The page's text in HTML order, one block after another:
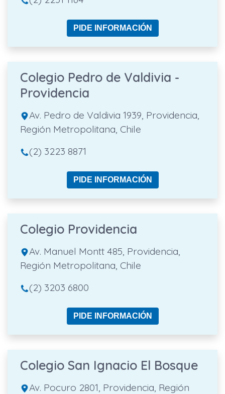
PIDE INFORMACIÓN
Colegio Pedro de Valdivia -
Providencia
Av. Pedro de Valdivia 1939, Providencia,
Región Metropolitana, Chile
(2) 3223 8871
PIDE INFORMACIÓN
Colegio Providencia
Av. Manuel Montt 485, Providencia,
Región Metropolitana, Chile
(2) 3203 6800
PIDE INFORMACIÓN
Colegio San Ignacio El Bosque
Av. Pocuro 2801, Providencia, Región